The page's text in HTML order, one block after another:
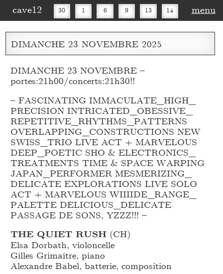
cave12 30 1 6 9 13 14
16 20 27 30
menu
DIMANCHE 23 NOVEMBRE 2025
DIMANCHE 23 NOVEMBRE –
portes:21h00/concerts:21h30!!
– FASCINATING IMMACULATE_HIGH_
PRECISION INTRICATED_ OBESSIVE_
REPETITIVE_RHYTHMS_PATTERNS
OVERLAPPING_ CONSTRUCTIONS NEW
SWISS_TRIO LIVE ACT + MARVELOUS
DEEP_POETIC SHO & ELECTRONICS_
TREATMENTS TIME & SPACE WARPING
JAPAN_PERFORMER MESMERIZING_
DELICATE EXPLORATIONS LIVE SOLO
ACT + MARVELOUS WIIIIDE_RANGE_
PALETTE DELICIOUS_DELICATE
PASSAGE DE SONS, YZZZ!!! –
THE QUIET RUSH (CH)
Elsa Dorbath, violoncelle
Gilles Grimaître, piano
Alexandre Babel, batterie, composition